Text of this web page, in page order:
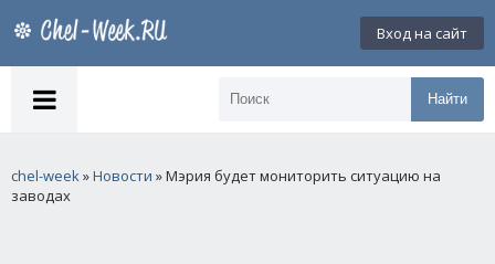
Вход на сайт
Найти
chel-week»Новости » Мэрия будет мониторить ситуацию на
заводах